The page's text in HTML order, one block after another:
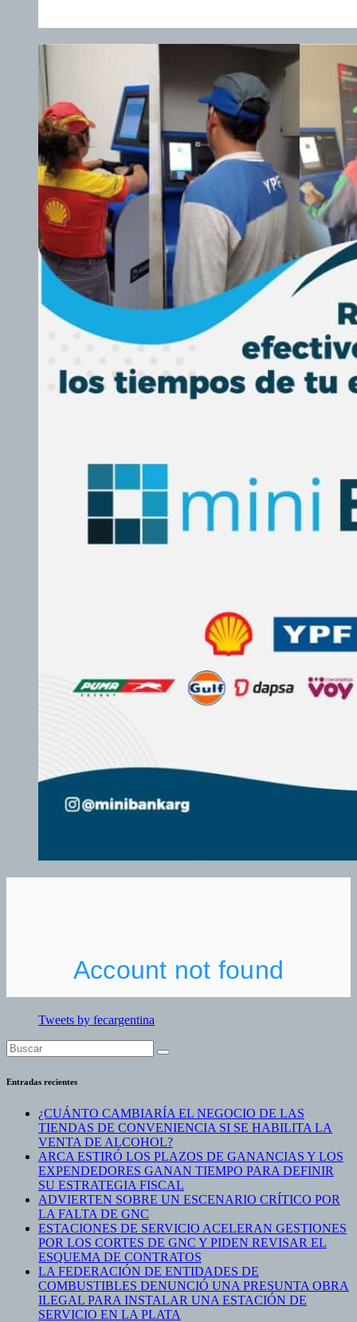
Tweets by fecargentina
Entradas recientes
¿CUÁNTO CAMBIARÍA EL NEGOCIO DE LAS
TIENDAS DE CONVENIENCIA SI SE HABILITA LA
VENTA DE ALCOHOL?
ARCA ESTIRÓ LOS PLAZOS DE GANANCIAS Y LOS
EXPENDEDORES GANAN TIEMPO PARA DEFINIR
SU ESTRATEGIA FISCAL
ADVIERTEN SOBRE UN ESCENARIO CRÍTICO POR
LA FALTA DE GNC
ESTACIONES DE SERVICIO ACELERAN GESTIONES
POR LOS CORTES DE GNC Y PIDEN REVISAR EL
ESQUEMA DE CONTRATOS
LA FEDERACIÓN DE ENTIDADES DE
COMBUSTIBLES DENUNCIÓ UNA PRESUNTA OBRA
ILEGAL PARA INSTALAR UNA ESTACIÓN DE
SERVICIO EN LA PLATA